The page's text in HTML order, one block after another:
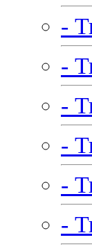
-
-
-
-
-
-